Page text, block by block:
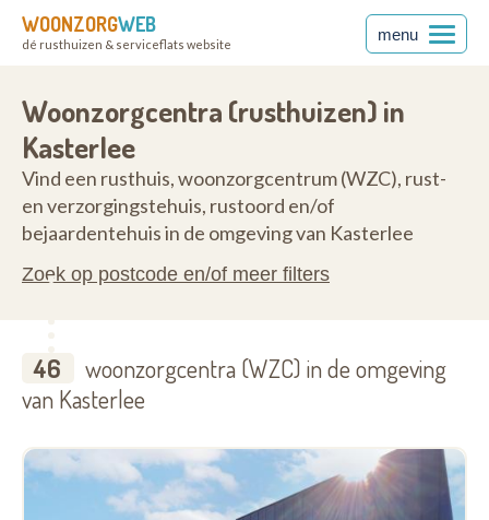
WOONZORGWEB
dé rusthuizen & serviceflats website
menu
Woonzorgcentra (rusthuizen) in
Kasterlee
Vind een rusthuis, woonzorgcentrum (WZC), rust-
en verzorgingstehuis, rustoord en/of
bejaardentehuis in de omgeving van Kasterlee
Zoek op postcode en/of meer filters
46
woonzorgcentra (WZC) in de omgeving
van Kasterlee